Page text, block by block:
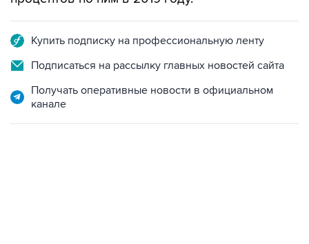
Подписаться на рассылку главных новостей сайта
Получать оперативные новости в официальном